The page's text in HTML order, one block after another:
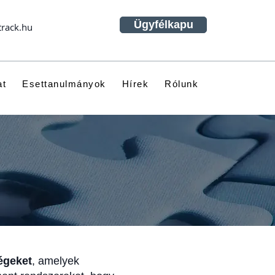
Ügyfélkapu
Esettanulmányok Hírek Rólunk
, amelyek